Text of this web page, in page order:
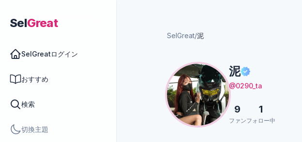
SelGreat
SelGreatログイン
おすすめ
検索
切換主題
SelGreat/泥
泥
@0290_ta
9
ファン
1
フォロー中